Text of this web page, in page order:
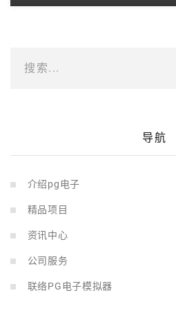
搜索...
导航
介绍pg电子
精品项目
资讯中心
公司服务
联络PG电子模拟器